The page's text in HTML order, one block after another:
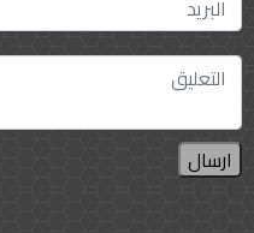
ارسال